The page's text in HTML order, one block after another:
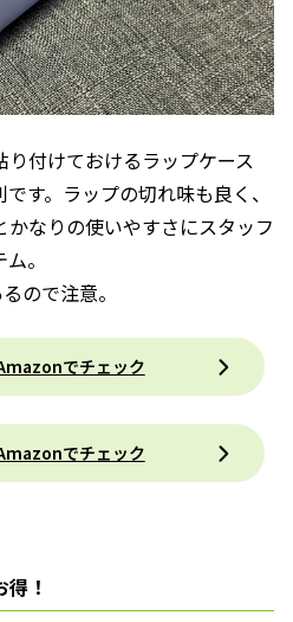
り付けておけるラップケース
す。ラップの切れ味も良く、
なりの使いやすさにスタッフ
。
ので注意。
でチェック
でチェック
！